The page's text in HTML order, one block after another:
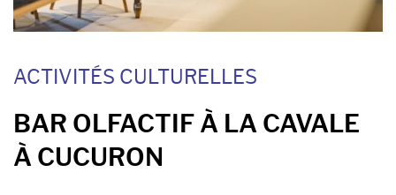
ACTIVITÉS CULTURELLES
BAR OLFACTIF À LA CAVALE
À CUCURON